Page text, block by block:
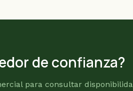
de confianza?
para consultar